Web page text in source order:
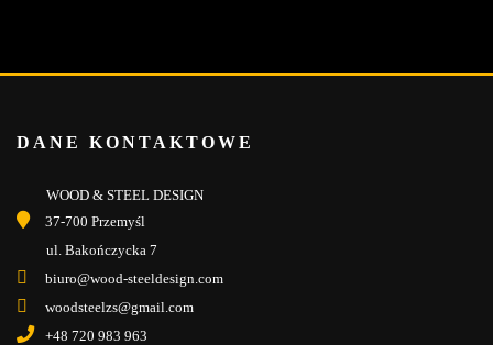
DANE KONTAKTOWE
WOOD & STEEL DESIGN
37-700 Przemyśl
ul. Bakończycka 7
biuro@wood-steeldesign.com
woodsteelzs@gmail.com
+48 720 983 963